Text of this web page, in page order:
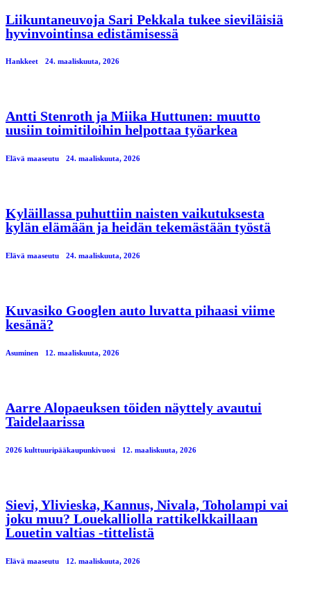
Liikuntaneuvoja Sari Pekkala tukee sieviläisiä
hyvinvointinsa edistämisessä
Hankkeet 24. maaliskuuta, 2026
Antti Stenroth ja Miika Huttunen: muutto
uusiin toimitiloihin helpottaa työarkea
Elävä maaseutu 24. maaliskuuta, 2026
Kyläillassa puhuttiin naisten vaikutuksesta
kylän elämään ja heidän tekemästään työstä
Elävä maaseutu 24. maaliskuuta, 2026
Kuvasiko Googlen auto luvatta pihaasi viime
kesänä?
Asuminen 12. maaliskuuta, 2026
Aarre Alopaeuksen töiden näyttely avautui
Taidelaarissa
2026 kulttuuripääkaupunkivuosi 12. maaliskuuta, 2026
Sievi, Ylivieska, Kannus, Nivala, Toholampi vai
joku muu? Louekalliolla rattikelkkaillaan
Louetin valtias -tittelistä
Elävä maaseutu 12. maaliskuuta, 2026